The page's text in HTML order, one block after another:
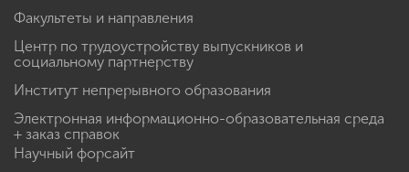
Факультеты и направления
Центр по трудоустройству выпускников и
социальному партнерству
Институт непрерывного образования
Электронная информационно-образовательная среда
+ заказ справок
Научный форсайт